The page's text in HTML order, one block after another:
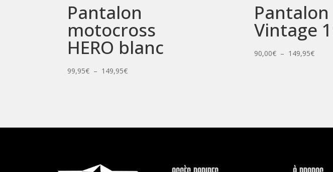
Pantalon
motocross
HERO blanc
99,95€ – 149,95€Plage
149,95€
Pantalon
Vintage
90,00€ – 149,95€Plage